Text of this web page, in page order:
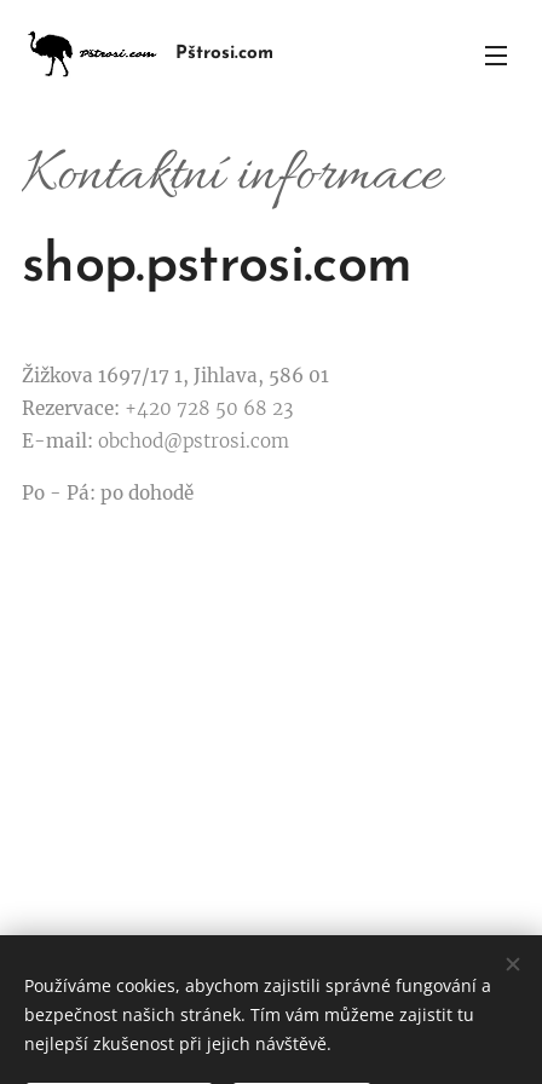
Pštrosi.com
Kontaktní informace
shop.pstrosi.com
Žižkova 1697/17 1, Jihlava, 586 01
Rezervace: +420 728 50 68 23
E-mail: obchod@pstrosi.com
Po - Pá: po dohodě
Pštrosi.com
Používáme cookies, abychom zajistili správné fungování a
bezpečnost našich stránek. Tím vám můžeme zajistit tu
nejlepší zkušenost při jejich návštěvě.